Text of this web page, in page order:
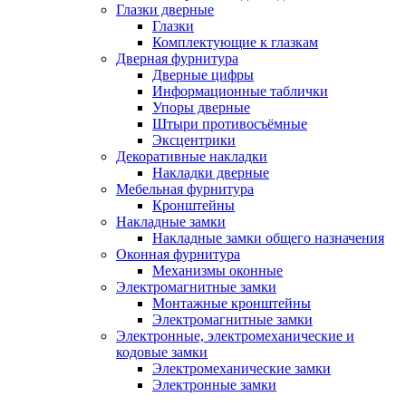
Глазки дверные
Глазки
Комплектующие к глазкам
Дверная фурнитура
Дверные цифры
Информационные таблички
Упоры дверные
Штыри противосъёмные
Эксцентрики
Декоративные накладки
Накладки дверные
Мебельная фурнитура
Кронштейны
Накладные замки
Накладные замки общего назначения
Оконная фурнитура
Механизмы оконные
Электромагнитные замки
Монтажные кронштейны
Электромагнитные замки
Электронные, электромеханические и
кодовые замки
Электромеханические замки
Электронные замки